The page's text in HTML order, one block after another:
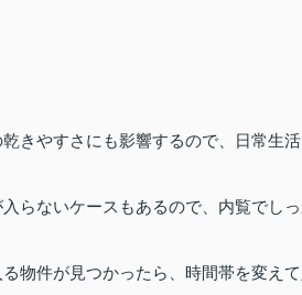
きやすさにも影響するので、日常生
らないケースもあるので、内覧でし
物件が見つかったら、時間帯を変え